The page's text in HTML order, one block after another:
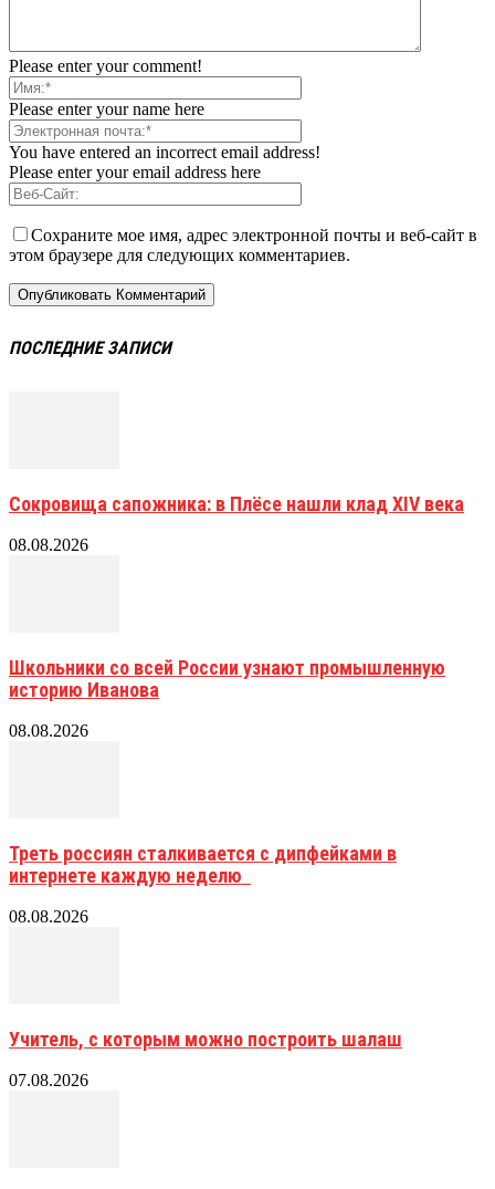
Please enter your comment!
Please enter your name here
You have entered an incorrect email address!
Please enter your email address here
Сохраните мое имя, адрес электронной почты и веб-сайт в
этом браузере для следующих комментариев.
ПОСЛЕДНИЕ ЗАПИСИ
Сокровища сапожника: в Плёсе нашли клад XIV века
08.08.2026
Школьники со всей России узнают промышленную
историю Иванова
08.08.2026
Треть россиян сталкивается с дипфейками в
интернете каждую неделю
08.08.2026
Учитель, с которым можно построить шалаш
07.08.2026